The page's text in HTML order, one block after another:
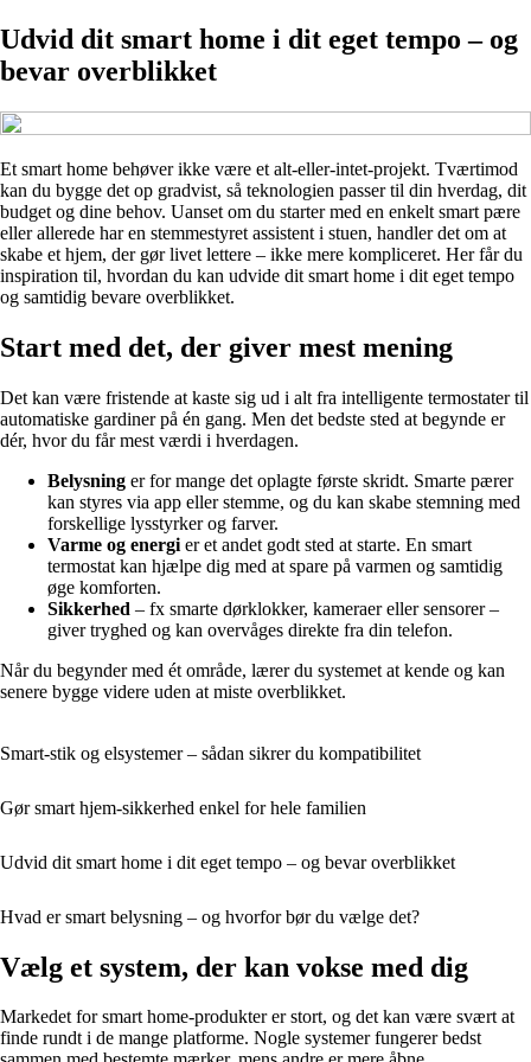
Udvid dit smart home i dit eget tempo – og
bevar overblikket
Et smart home behøver ikke være et alt-eller-intet-projekt. Tværtimod
kan du bygge det op gradvist, så teknologien passer til din hverdag, dit
budget og dine behov. Uanset om du starter med en enkelt smart pære
eller allerede har en stemmestyret assistent i stuen, handler det om at
skabe et hjem, der gør livet lettere – ikke mere kompliceret. Her får du
inspiration til, hvordan du kan udvide dit smart home i dit eget tempo
og samtidig bevare overblikket.
Start med det, der giver mest mening
Det kan være fristende at kaste sig ud i alt fra intelligente termostater til
automatiske gardiner på én gang. Men det bedste sted at begynde er
dér, hvor du får mest værdi i hverdagen.
Belysning er for mange det oplagte første skridt. Smarte pærer
kan styres via app eller stemme, og du kan skabe stemning med
forskellige lysstyrker og farver.
Varme og energi er et andet godt sted at starte. En smart
termostat kan hjælpe dig med at spare på varmen og samtidig
øge komforten.
Sikkerhed – fx smarte dørklokker, kameraer eller sensorer –
giver tryghed og kan overvåges direkte fra din telefon.
Når du begynder med ét område, lærer du systemet at kende og kan
senere bygge videre uden at miste overblikket.
Smart-stik og elsystemer – sådan sikrer du kompatibilitet
Gør smart hjem-sikkerhed enkel for hele familien
Udvid dit smart home i dit eget tempo – og bevar overblikket
Hvad er smart belysning – og hvorfor bør du vælge det?
Vælg et system, der kan vokse med dig
Markedet for smart home-produkter er stort, og det kan være svært at
finde rundt i de mange platforme. Nogle systemer fungerer bedst